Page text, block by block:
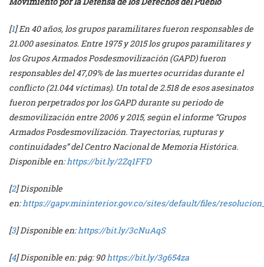
[1] En 40 años, los grupos paramilitares fueron responsables de
21.000 asesinatos. Entre 1975 y 2015 los grupos paramilitares y
los Grupos Armados Posdesmovilización (GAPD) fueron
responsables del 47,09% de las muertes ocurridas durante el
conflicto (21.044 víctimas). Un total de 2.518 de esos asesinatos
fueron perpetrados por los GAPD durante su periodo de
desmovilización entre 2006 y 2015, según el informe “Grupos
Armados Posdesmovilización. Trayectorias, rupturas y
continuidades” del Centro Nacional de Memoria Histórica.
Disponible en:https://bit.ly/2Zq1FFD
[2] Disponible
en:https://gapv.mininterior.gov.co/sites/default/files/
[3] Disponible en:https://bit.ly/3cNuAqS
[4] Disponible en: pág: 90https://bit.ly/3g654za